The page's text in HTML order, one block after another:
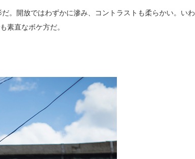
。開放ではわずかに滲み、コントラストも柔らかい。いわ
素直なボケ方だ。